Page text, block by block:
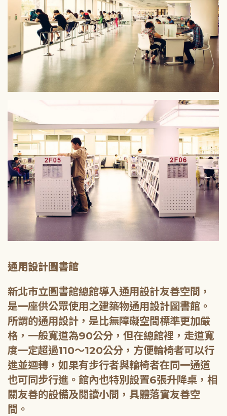
通用設計圖書館
新北市立圖書館總館導入通用設計友善空間，
是一座供公眾使用之建築物通用設計圖書館。
所謂的通用設計，是比無障礙空間標準更加嚴
格，一般寬道為90公分，但在總館裡，走道寬
度一定超過110～120公分，方便輪椅者可以行
進並迴轉，如果有步行者與輪椅者在同一通道
也可同步行進。館內也特別設置6張升降桌，相
關友善的設備及閱讀小間，具體落實友善空
間。